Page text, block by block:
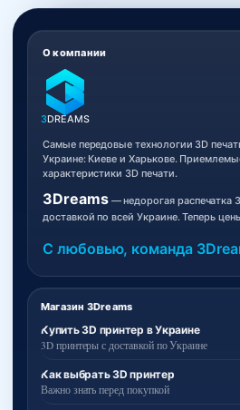
Магазин 3Dreams
Купить 3D принтер в Украине
3D принтеры с доставкой по Украине
Как выбрать 3D принтер
Важно знать перед покупкой
О компании
3DREAMS
Самые передовые технологии 3D
Украине: Киеве и Харькове.
характеристики 3D печати.
3Dreams— недорогая распечатка
доставкой по всей Украине. Теперь
С любовью, команда